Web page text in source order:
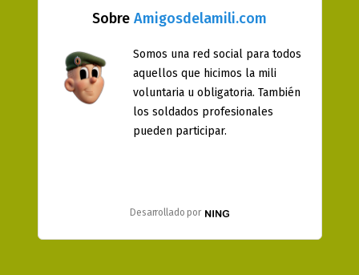
Sobre Amigosdelamili.com
Somos una red social para todos
aquellos que hicimos la mili
voluntaria u obligatoria. También
los soldados profesionales
pueden participar.
Desarrollado por